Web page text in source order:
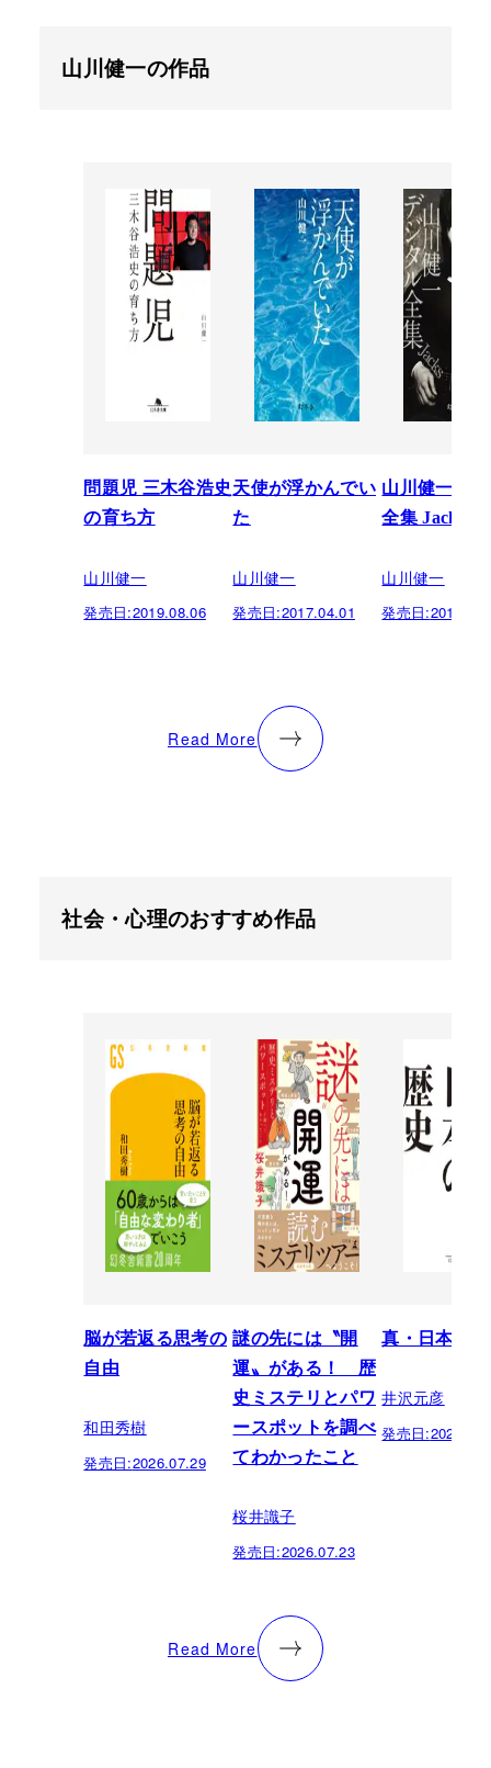
山川健一の作品
問題児 三木谷浩史
の育ち方
山川健一
発売日:2019.08.06
天使が浮かんでい
た
山川健一
発売日:2017.04.01
山川健一デ
全集 Jacks
山川健一
発売日:
Read More
社会・心理のおすすめ作品
脳が若返る思考の
自由
和田秀樹
発売日:2026.07.29
謎の先には〝開
運〟がある！ 歴
史ミステリとパワ
ースポットを調べ
てわかったこと
桜井識子
発売日:2026.07.23
真・日本の
井沢元彦
発売日:
Read More